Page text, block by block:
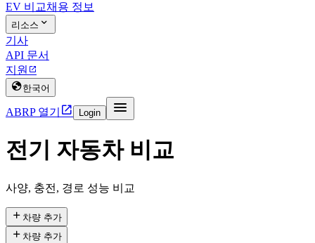
EV 비교채용 정보
리소스 
기사
API 문서
지원 
한국어
ABRP 열기  Login 
전기 자동차 비교
사양, 충전, 경로 성능 비교
 차량 추가
 차량 추가